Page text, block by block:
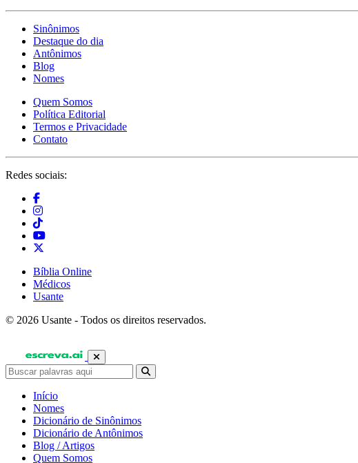
Sinônimos
Destaque do dia
Antônimos
Blog
Nomes
Quem Somos
Política Editorial
Termos e Privacidade
Contato
Redes sociais:
Bíblia Online
Médicos
Usante
© 2026 Usante - Todos os direitos reservados.
Início
Nomes
Dicionário de Sinônimos
Dicionário de Antônimos
Blog / Artigos
Quem Somos